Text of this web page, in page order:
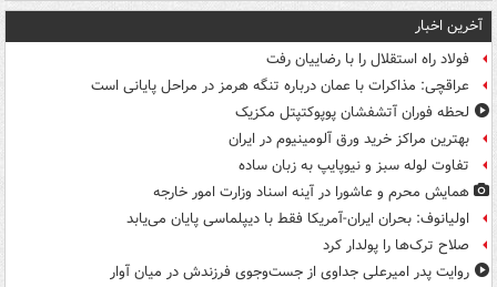
آخرین اخبار
فولاد راه استقلال را با رضاییان رفت
عراقچی: مذاکرات با عمان درباره تنگه هرمز در مراحل پایانی است
لحظه فوران آتشفشان پوپوکتپتل مکزیک
بهترین مراکز خرید ورق آلومینیوم در ایران
تفاوت لوله سبز و نیوپایپ به زبان ساده
همایش محرم و عاشورا در آینه اسناد وزارت امور خارجه
اولیانوف: بحران ایران-آمریکا فقط با دیپلماسی پایان می‌یابد
صلاح ترک‌ها را پولدار کرد
روایت پدر امیرعلی جداوی از جست‌وجوی فرزندش در میان آوار